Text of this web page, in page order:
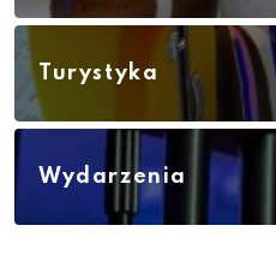
Turystyka
Wydarzenia